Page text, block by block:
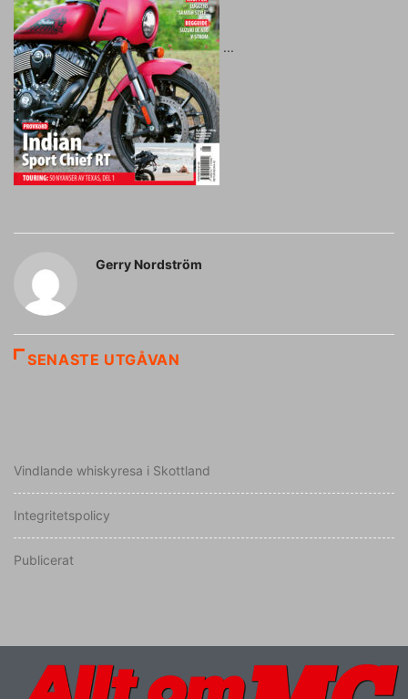
Gerry Nordström
SENASTE UTGÅVAN
Vindlande whiskyresa i Skottland
Integritetspolicy
Publicerat